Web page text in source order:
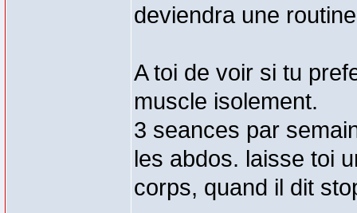
deviendra une
A toi de voir si tu
muscle isolement.
3 seances par
les abdos. laisse toi
corps, quand il dit